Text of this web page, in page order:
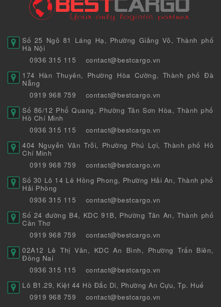
Số 25 Ngõ 81 Láng Hạ, Phường Giảng Võ, Thành phố
Hà Nội
0936 315 115
contact@bestcargo.vn
174 Hàn Thuyên, Phường Hòa Cường, Thành phố Đà
Nẵng
0919 968 759
contact@bestcargo.vn
Số 86/12 Phổ Quang, Phường Tân Sơn Hòa, Thành phố
Hồ Chí Minh
0936 315 115
contact@bestcargo.vn
404 Nguyễn Văn Trỗi, Phường Phú Lợi, Thành phố Hồ
Chí Minh
0919 968 759
contact@bestcargo.vn
Số 30 Lô 14 Lê Hồng Phong, Phường Hải An, Thành phố
Hải Phòng
0936 315 115
contact@bestcargo.vn
Số 24 đường B4, KDC 91B, Phường Tân An, Thành phố
Cần Thơ
0919 968 759
contact@bestcargo.vn
02A12 Lê Thị Vân, KDC An Bình, Phường Trấn Biên,
Đồng Nai
0936 315 115
contact@bestcargo.vn
Lô B1.29, Kiệt 44 Hồ Đắc Di, Phường An Cựu, Tp. Huế
0919 968 759
contact@bestcargo.vn